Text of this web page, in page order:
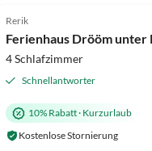
Strandurlaub
Rerik
Ferienhaus Drööm unter
4 Schlafzimmer
Schnellantworter
10% Rabatt· Kurzurlaub
Kostenlose Stornierung